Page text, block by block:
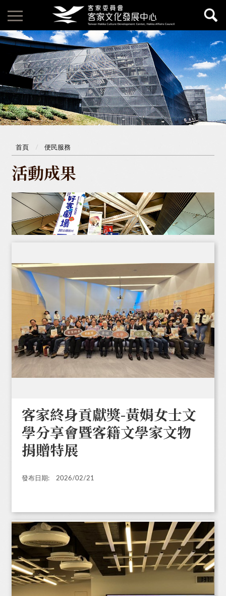
首頁 便民服務
活動成果
客家終身貢獻獎-黃娟女士文
學分享會暨客籍文學家文物
捐贈特展
發布日期: 2026/02/21